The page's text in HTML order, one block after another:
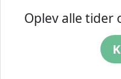
Oplev alle tider